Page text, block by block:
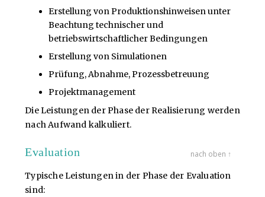
Erstellung von Produktionshinweisen unter
Beachtung technischer und
betriebswirtschaftlicher Bedingungen
Erstellung von Simulationen
Prüfung, Abnahme, Prozessbetreuung
Projektmanagement
Die Leistungen der Phase der Realisierung werden
nach Aufwand kalkuliert.
Evaluation nach oben ↑
Typische Leistungen in der Phase der Evaluation
sind: